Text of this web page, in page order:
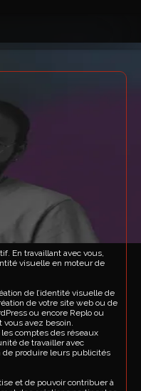
En travaillant avec vous,
visuelle en moteur de
de l’identité visuelle de
de votre site web ou de
ou encore Replo ou
vous avez besoin.
comptes des réseaux
de travailler avec
produire leurs publicités
et de pouvoir contribuer à